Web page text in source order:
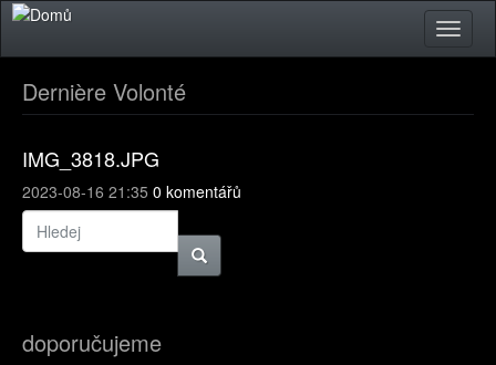
Přejít k hlavnímu obsahu
Toggle
Dernière Volonté
IMG_3818.JPG
2023-08-16 21:35 0 komentářů
doporučujeme